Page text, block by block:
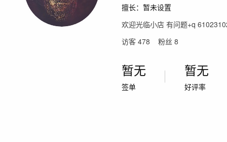
擅长： 暂未设置
欢迎光临小店 有问题+q
访客 478 粉丝 8
暂无
签单
暂无
好评率